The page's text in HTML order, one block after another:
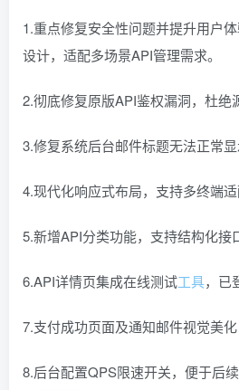
1.重点修复安全性问题并提升用户
设计，适配多场景API管理需求。
2.彻底修复原版API鉴权漏洞，杜绝
3.修复系统后台邮件标题无法正常
4.现代化响应式布局，支持多终端
5.新增API分类功能，支持结构化接
6.API详情页集成在线测试工具，已
7.支付成功页面及通知邮件视觉美化
8.后台配置QPS限速开关，便于后